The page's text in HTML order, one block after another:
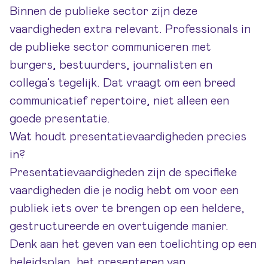
Binnen de publieke sector zijn deze
vaardigheden extra relevant. Professionals in
de publieke sector communiceren met
burgers, bestuurders, journalisten en
collega’s tegelijk. Dat vraagt om een breed
communicatief repertoire, niet alleen een
goede presentatie.
Wat houdt presentatievaardigheden precies
in?
Presentatievaardigheden zijn de specifieke
vaardigheden die je nodig hebt om voor een
publiek iets over te brengen op een heldere,
gestructureerde en overtuigende manier.
Denk aan het geven van een toelichting op een